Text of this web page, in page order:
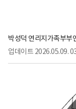
박성덕 연리지가족부부
업데이트 2026.05.09.